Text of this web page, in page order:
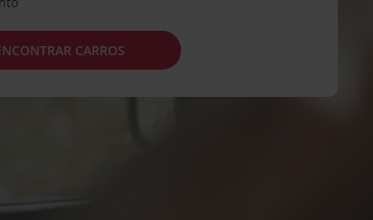
CARROS